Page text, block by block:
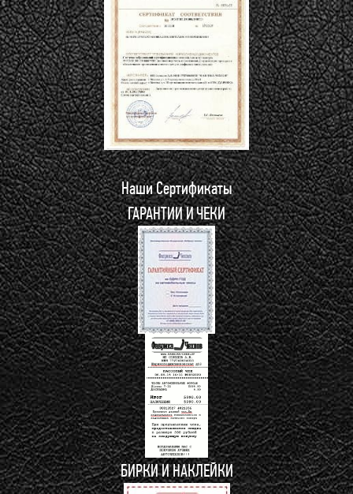
Наши Сертификаты
ГАРАНТИИ И ЧЕКИ
БИРКИ И НАКЛЕЙКИ